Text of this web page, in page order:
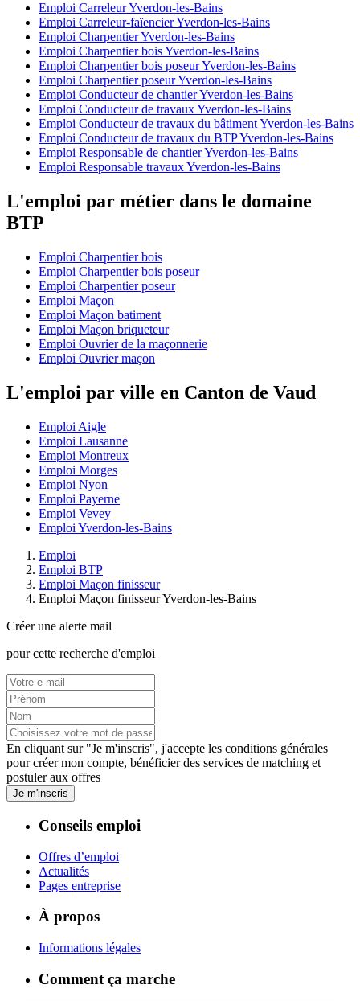
Emploi Carreleur Yverdon-les-Bains
Emploi Carreleur-faïencier Yverdon-les-Bains
Emploi Charpentier Yverdon-les-Bains
Emploi Charpentier bois Yverdon-les-Bains
Emploi Charpentier bois poseur Yverdon-les-Bains
Emploi Charpentier poseur Yverdon-les-Bains
Emploi Conducteur de chantier Yverdon-les-Bains
Emploi Conducteur de travaux Yverdon-les-Bains
Emploi Conducteur de travaux du bâtiment Yverdon-les-Bains
Emploi Conducteur de travaux du BTP Yverdon-les-Bains
Emploi Responsable de chantier Yverdon-les-Bains
Emploi Responsable travaux Yverdon-les-Bains
L'emploi par métier dans le domaine
BTP
Emploi Charpentier bois
Emploi Charpentier bois poseur
Emploi Charpentier poseur
Emploi Maçon
Emploi Maçon batiment
Emploi Maçon briqueteur
Emploi Ouvrier de la maçonnerie
Emploi Ouvrier maçon
L'emploi par ville en Canton de Vaud
Emploi Aigle
Emploi Lausanne
Emploi Montreux
Emploi Morges
Emploi Nyon
Emploi Payerne
Emploi Vevey
Emploi Yverdon-les-Bains
Emploi
Emploi BTP
Emploi Maçon finisseur
Emploi Maçon finisseur Yverdon-les-Bains
Créer une alerte mail
pour cette recherche d'emploi
En cliquant sur "Je m'inscris", j'accepte les conditions générales
pour créer mon compte, bénéficier des services de matching et
postuler aux offres
Je m'inscris
Conseils emploi
Offres d’emploi
Actualités
Pages entreprise
À propos
Informations légales
Comment ça marche